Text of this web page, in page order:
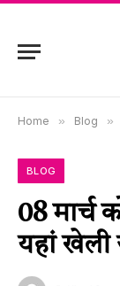
Home » Blog »
BLOG
08 मार्च
यहां खेली